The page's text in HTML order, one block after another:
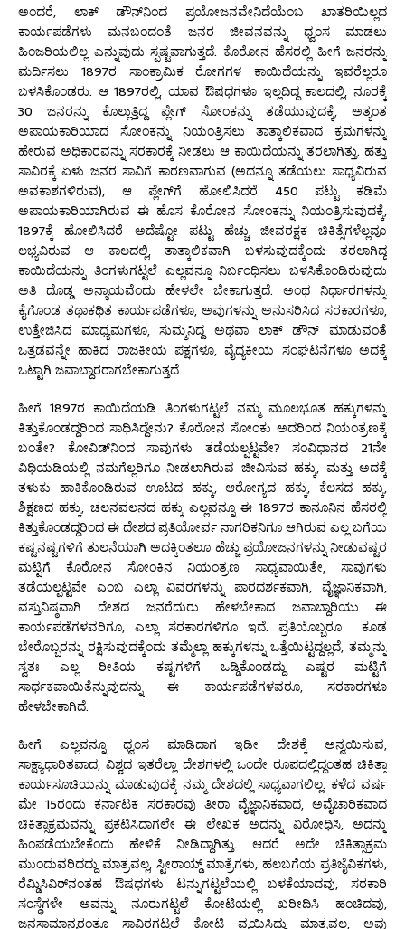
ಅಂದರೆ, ಲಾಕ್ ಡೌನ್‌ನಿಂದ ಪ್ರಯೋಜನವೇನಿದೆಯೆಂಬ ಖಾತರಿಯಿಲ್ಲದ
ಕಾರ್ಯಪಡೆಗಳು ಮನಬಂದಂತೆ ಜನರ ಜೀವನವನ್ನು ಧ್ವಂಸ ಮಾಡಲು
ಹಿಂಜರಿಯಲಿಲ್ಲ ಎನ್ನುವುದು ಸ್ಪಷ್ಟವಾಗುತ್ತದೆ. ಕೊರೋನ ಹೆಸರಲ್ಲಿ ಹೀಗೆ ಜನರನ್ನು
ಮರ್ದಿಸಲು 1897ರ ಸಾಂಕ್ರಾಮಿಕ ರೋಗಗಳ ಕಾಯಿದೆಯನ್ನು ಇವರೆಲ್ಲರೂ
ಬಳಸಿಕೊಂಡರು. ಆ 1897ರಲ್ಲಿ, ಯಾವ ಔಷಧಗಳೂ ಇಲ್ಲದಿದ್ದ ಕಾಲದಲ್ಲಿ, ನೂರಕ್ಕೆ
30 ಜನರನ್ನು ಕೊಲ್ಲುತ್ತಿದ್ದ ಪ್ಲೇಗ್ ಸೋಂಕನ್ನು ತಡೆಯುವುದಕ್ಕೆ, ಅತ್ಯಂತ
ಅಪಾಯಕಾರಿಯಾದ ಸೋಂಕನ್ನು ನಿಯಂತ್ರಿಸಲು ತಾತ್ಕಾಲಿಕವಾದ ಕ್ರಮಗಳನ್ನು
ಹೇರುವ ಅಧಿಕಾರವನ್ನು ಸರಕಾರಕ್ಕೆ ನೀಡಲು ಆ ಕಾಯಿದೆಯನ್ನು ತರಲಾಗಿತ್ತು. ಹತ್ತು
ಸಾವಿರಕ್ಕೆ ಏಳು ಜನರ ಸಾವಿಗೆ ಕಾರಣವಾಗುವ (ಅದನ್ನೂ ತಡೆಯಲು ಸಾಧ್ಯವಿರುವ
ಅವಕಾಶಗಳಿರುವ), ಆ ಪ್ಲೇಗ್‌ಗೆ ಹೋಲಿಸಿದರೆ 450 ಪಟ್ಟು ಕಡಿಮೆ
ಅಪಾಯಕಾರಿಯಾಗಿರುವ ಈ ಹೊಸ ಕೊರೋನ ಸೋಂಕನ್ನು ನಿಯಂತ್ರಿಸುವುದಕ್ಕೆ,
1897ಕ್ಕೆ ಹೋಲಿಸಿದರೆ ಅದೆಷ್ಟೋ ಪಟ್ಟು ಹೆಚ್ಚು ಜೀವರಕ್ಷಕ ಚಿಕಿತ್ಸೆಗಳೆಲ್ಲವೂ
ಲಭ್ಯವಿರುವ ಆ ಕಾಲದಲ್ಲಿ, ತಾತ್ಕಾಲಿಕವಾಗಿ ಬಳಸುವುದಕ್ಕೆಂದು ತರಲಾಗಿದ್ದ
ಕಾಯಿದೆಯನ್ನು ತಿಂಗಳುಗಟ್ಟಲೆ ಎಲ್ಲವನ್ನೂ ನಿರ್ಬಂಧಿಸಲು ಬಳಸಿಕೊಂಡಿರುವುದು
ಅತಿ ದೊಡ್ಡ ಅನ್ಯಾಯವೆಂದು ಹೇಳಲೇ ಬೇಕಾಗುತ್ತದೆ. ಅಂಥ ನಿರ್ಧಾರಗಳನ್ನು
ಕೈಗೊಂಡ ತಥಾಕಥಿತ ಕಾರ್ಯಪಡೆಗಳೂ, ಅವುಗಳನ್ನು ಅನುಸರಿಸಿದ ಸರಕಾರಗಳೂ,
ಉತ್ತೇಜಿಸಿದ ಮಾಧ್ಯಮಗಳೂ, ಸುಮ್ಮನಿದ್ದ ಅಥವಾ ಲಾಕ್ ಡೌನ್ ಮಾಡುವಂತೆ
ಒತ್ತಡವನ್ನೇ ಹಾಕಿದ ರಾಜಕೀಯ ಪಕ್ಷಗಳೂ, ವೈದ್ಯಕೀಯ ಸಂಘಟನೆಗಳೂ ಅದಕ್ಕೆ
ಒಟ್ಟಾಗಿ ಜವಾಬ್ದಾರರಾಗಬೇಕಾಗುತ್ತದೆ.
ಹೀಗೆ 1897ರ ಕಾಯಿದೆಯಡಿ ತಿಂಗಳುಗಟ್ಟಲೆ ನಮ್ಮ ಮೂಲಭೂತ ಹಕ್ಕುಗಳನ್ನು
ಕಿತ್ತುಕೊಂಡದ್ದರಿಂದ ಸಾಧಿಸಿದ್ದೇನು? ಕೊರೋನ ಸೋಂಕು ಅದರಿಂದ ನಿಯಂತ್ರಣಕ್ಕೆ
ಬಂತೇ? ಕೋವಿಡ್‌ನಿಂದ ಸಾವುಗಳು ತಡೆಯಲ್ಪಟ್ಟವೇ? ಸಂವಿಧಾನದ 21ನೇ
ವಿಧಿಯಡಿಯಲ್ಲಿ ನಮಗೆಲ್ಲರಿಗೂ ನೀಡಲಾಗಿರುವ ಜೀವಿಸುವ ಹಕ್ಕು, ಮತ್ತು ಅದಕ್ಕೆ
ತಳುಕು ಹಾಕಿಕೊಂಡಿರುವ ಊಟದ ಹಕ್ಕು, ಆರೋಗ್ಯದ ಹಕ್ಕು, ಕೆಲಸದ ಹಕ್ಕು,
ಶಿಕ್ಷಣದ ಹಕ್ಕು, ಚಲನವಲನದ ಹಕ್ಕು ಎಲ್ಲವನ್ನೂ ಈ 1897ರ ಕಾನೂನಿನ ಹೆಸರಲ್ಲಿ
ಕಿತ್ತುಕೊಂಡದ್ದರಿಂದ ಈ ದೇಶದ ಪ್ರತಿಯೋರ್ವ ನಾಗರಿಕನಿಗೂ ಆಗಿರುವ ಎಲ್ಲ ಬಗೆಯ
ಕಷ್ಟನಷ್ಟಗಳಿಗೆ ತುಲನೆಯಾಗಿ ಅದಕ್ಕಿಂತಲೂ ಹೆಚ್ಚು ಪ್ರಯೋಜನಗಳನ್ನು ನೀಡುವಷ್ಟರ
ಮಟ್ಟಿಗೆ ಕೊರೋನ ಸೋಂಕಿನ ನಿಯಂತ್ರಣ ಸಾಧ್ಯವಾಯಿತೇ, ಸಾವುಗಳು
ತಡೆಯಲ್ಪಟ್ಟವೇ ಎಂಬ ಎಲ್ಲಾ ವಿವರಗಳನ್ನು ಪಾರದರ್ಶಕವಾಗಿ, ವೈಜ್ಞಾನಿಕವಾಗಿ,
ವಸ್ತುನಿಷ್ಠವಾಗಿ ದೇಶದ ಜನರೆದುರು ಹೇಳಬೇಕಾದ ಜವಾಬ್ದಾರಿಯು ಈ
ಕಾರ್ಯಪಡೆಗಳವರಿಗೂ, ಎಲ್ಲಾ ಸರಕಾರಗಳಿಗೂ ಇದೆ. ಪ್ರತಿಯೊಬ್ಬರೂ ಕೂಡ
ಬೇರೊಬ್ಬರನ್ನು ರಕ್ಷಿಸುವುದಕ್ಕೆಂದು ತಮ್ಮೆಲ್ಲಾ ಹಕ್ಕುಗಳನ್ನು ಒತ್ತೆಯಿಟ್ಟದ್ದಲ್ಲದೆ, ತಮ್ಮನ್ನು
ಸ್ವತಃ ಎಲ್ಲ ರೀತಿಯ ಕಷ್ಟಗಳಿಗೆ ಒಡ್ಡಿಕೊಂಡದ್ದು ಎಷ್ಟರ ಮಟ್ಟಿಗೆ
ಸಾರ್ಥಕವಾಯಿತೆನ್ನುವುದನ್ನು ಈ ಕಾರ್ಯಪಡೆಗಳವರೂ, ಸರಕಾರಗಳೂ
ಹೇಳಬೇಕಾಗಿದೆ.
ಹೀಗೆ ಎಲ್ಲವನ್ನೂ ಧ್ವಂಸ ಮಾಡಿದಾಗ ಇಡೀ ದೇಶಕ್ಕೆ ಅನ್ವಯಿಸುವ,
ಸಾಕ್ಷ್ಯಾಧಾರಿತವಾದ, ವಿಶ್ವದ ಇತರೆಲ್ಲಾ ದೇಶಗಳಲ್ಲಿ ಒಂದೇ ರೂಪದಲ್ಲಿದ್ದಂತಹ ಚಿಕಿತ್ಸಾ
ಕಾರ್ಯಸೂಚಿಯನ್ನು ಮಾಡುವುದಕ್ಕೆ ನಮ್ಮ ದೇಶದಲ್ಲಿ ಸಾಧ್ಯವಾಗಲಿಲ್ಲ. ಕಳೆದ ವರ್ಷ
ಮೇ 15ರಂದು ಕರ್ನಾಟಕ ಸರಕಾರವು ತೀರಾ ವೈಜ್ಞಾನಿಕವಾದ, ಅವೈಚಾರಿಕವಾದ
ಚಿಕಿತ್ಸಾಕ್ರಮವನ್ನು ಪ್ರಕಟಿಸಿದಾಗಲೇ ಈ ಲೇಖಕ ಅದನ್ನು ವಿರೋಧಿಸಿ, ಅದನ್ನು
ಹಿಂಪಡೆಯಬೇಕೆಂದು ಹೇಳಿಕೆ ನೀಡಿದ್ದಾಗಿತ್ತು. ಆದರೆ ಅದೇ ಚಿಕಿತ್ಸಾಕ್ರಮ
ಮುಂದುವರಿದದ್ದು ಮಾತ್ರವಲ್ಲ, ಸ್ಟೀರಾಯ್ಡ್ ಮಾತ್ರೆಗಳು, ಹಲಬಗೆಯ ಪ್ರತಿಜೈವಿಕಗಳು,
ರೆಮ್ಡಿಸಿವಿರ್‌ನಂತಹ ಔಷಧಗಳು ಟನ್ನುಗಟ್ಟಲೆಯಲ್ಲಿ ಬಳಕೆಯಾದವು, ಸರಕಾರಿ
ಸಂಸ್ಥೆಗಳೇ ಅವನ್ನು ನೂರುಗಟ್ಟಲೆ ಕೋಟಿಯಲ್ಲಿ ಖರೀದಿಸಿ ಹಂಚಿದವು,
ಜನಸಾಮಾನ್ಯರಂತೂ ಸಾವಿರಗಟ್ಟಲೆ ಕೋಟಿ ವ್ಯಯಿಸಿದ್ದು ಮಾತ್ರವಲ್ಲ, ಅವು